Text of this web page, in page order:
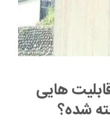
هایی
شده؟